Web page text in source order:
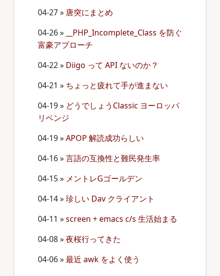
04-27» 唐突にまとめ
04-26»
__PHP_Incomplete_Class を防ぐ
富豪アプローチ
04-22» Diigo って API ないのか？
04-21 » ちょっと疲れて手が進まない
04-19» どうでしょうClassic ヨーロッパ
リベンジ
04-19»APOP 解読成功らしい
04-16»言語の互換性と難民発生率
04-15» メントレGゴールデン
04-14»珍しい Dav クライアント
04-11 »screen + emacs c/s 生活始まる
04-08»夜桜行ってきた
04-06»最近 awk をよく使う